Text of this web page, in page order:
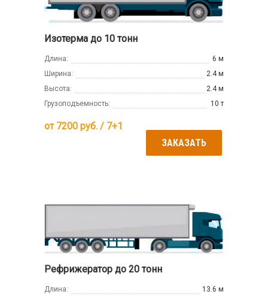
Изотерма до 10 тонн
Длина:
6 м
Ширина:
2.4 м
Высота:
2.4 м
Грузоподъемность:
10 т
от 7200 руб. / 7+1
ЗАКАЗАТЬ
Рефрижератор до 20 тонн
Длина:
13.6 м